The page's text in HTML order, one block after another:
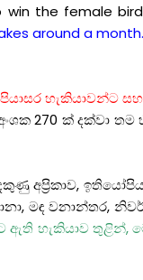
the female
around a month.
හැකියාවන්ට සහ
270 ක් දක්වා
අප්‍රිකාව,
මඳ වනාන්තර,
ඇති හැකියාව තුළින්,